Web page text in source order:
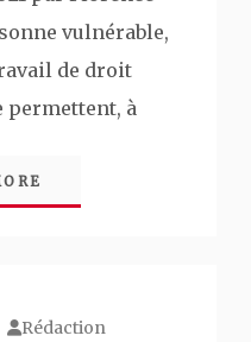
vulnérable,
de droit
à
Rédaction